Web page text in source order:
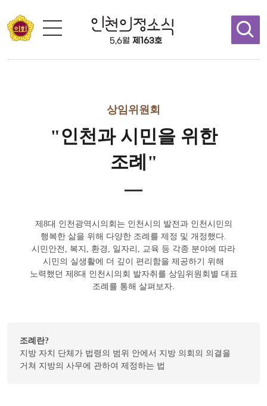
5,6월 제163호
상임위원회
"인천과 시민을 위한
조례"
제8대 인천광역시의회는 인천시의 발전과 인천시민의
행복한 삶을 위해 다양한 조례를 제정 및 개정했다.
시민안전, 복지, 환경, 일자리, 교육 등 각종 분야에 따라
시민의 실생활에 더 깊이 편리함을 제공하기 위해
노력했던 제8대 인천시의회 발자취를 상임위원회별 대표
조례를 통해 살펴보자.
조례란?
지방 자치 단체가 법령의 범위 안에서 지방 의회의 의결을
거쳐 지방의 사무에 관하여 제정하는 법